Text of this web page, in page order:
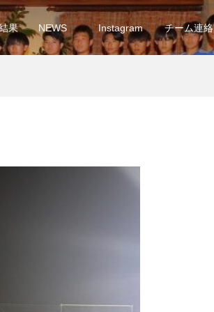
果 NEWS Instagram チーム連絡